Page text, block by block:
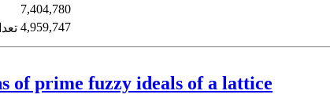
7,404,780
4,959,747
of prime fuzzy ideals of a lattice